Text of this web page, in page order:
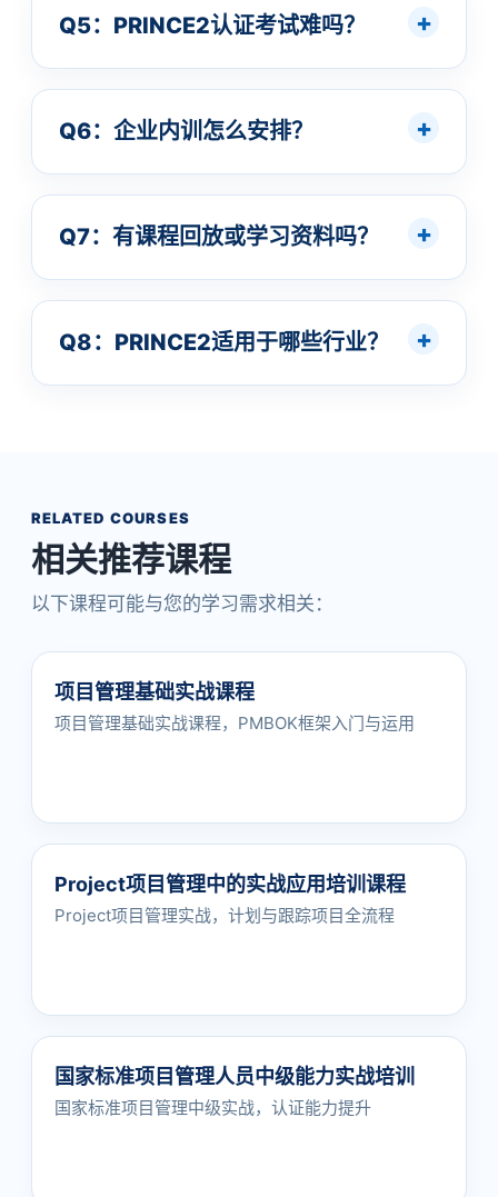
Q5：PRINCE2认证考试难吗？
Q6：企业内训怎么安排？
Q7：有课程回放或学习资料吗？
Q8：PRINCE2适用于哪些行业？
RELATED COURSES
相关推荐课程
以下课程可能与您的学习需求相关：
项目管理基础实战课程
项目管理基础实战课程，PMBOK框架入门与运用
Project项目管理中的实战应用培训课程
Project项目管理实战，计划与跟踪项目全流程
国家标准项目管理人员中级能力实战培训
国家标准项目管理中级实战，认证能力提升